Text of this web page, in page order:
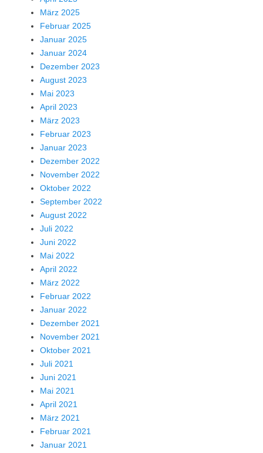
März 2025
Februar 2025
Januar 2025
Januar 2024
Dezember 2023
August 2023
Mai 2023
April 2023
März 2023
Februar 2023
Januar 2023
Dezember 2022
November 2022
Oktober 2022
September 2022
August 2022
Juli 2022
Juni 2022
Mai 2022
April 2022
März 2022
Februar 2022
Januar 2022
Dezember 2021
November 2021
Oktober 2021
Juli 2021
Juni 2021
Mai 2021
April 2021
März 2021
Februar 2021
Januar 2021